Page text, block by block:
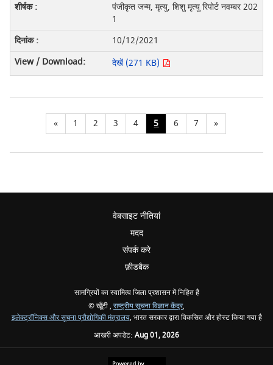
पंजीकृत जन्म, मृत्यु, शिशु मृत्यु रिपोर्ट नवम्बर 202
1
10/12/2021
देखें (271 KB)
« 1 2 3 4 5 6 7 »
वेबसाइट नीतियां
मदद
संपर्क करे
फ़ीडबैक
सामग्रियों का स्वामित्व जिला प्रशासन में निहित है
© खूँटी , राष्ट्रीय सूचना विज्ञान केंद्र,
इलेक्ट्रॉनिक्स और सूचना प्रौद्योगिकी मंत्रालय, भारत सरकार द्वारा विकसित और होस्ट किया गया है
आखरी अपडेट: Aug 01, 2026